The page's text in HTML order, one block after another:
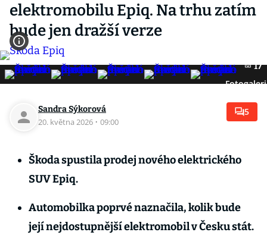
elektromobilu Epiq. Na trhu zatím
bude jen dražší verze
17
Sandra Sýkorová
20. května 2026 · 09:00
5
Škoda spustila prodej nového elektrického
SUV Epiq.
Automobilka poprvé naznačila, kolik bude
její nejdostupnější elektromobil v Česku stát.